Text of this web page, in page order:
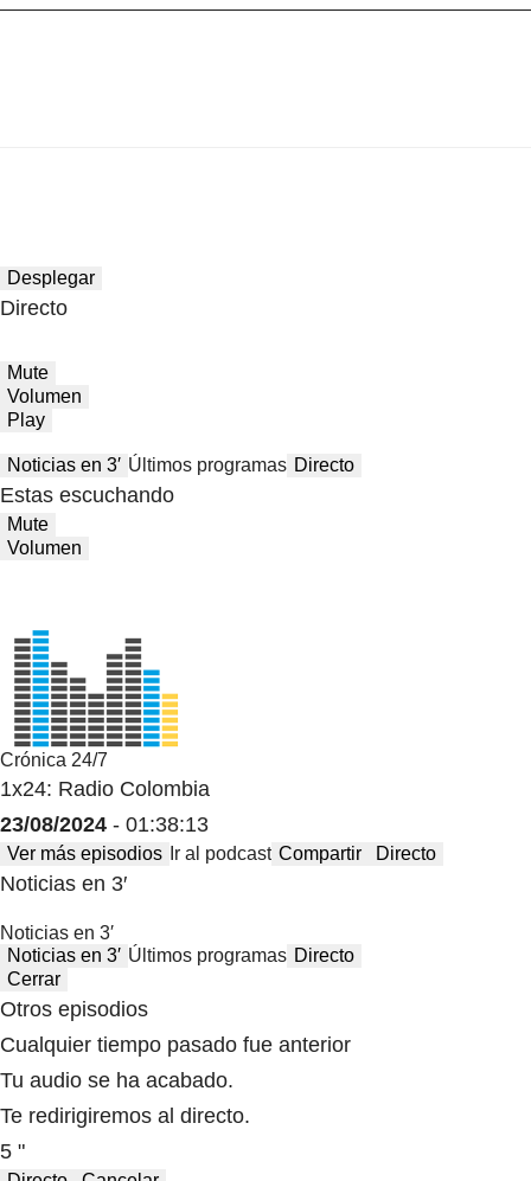
Desplegar
Directo
Mute
Volumen
Play
Noticias en 3′ Últimos programas Directo
Estas escuchando
Mute
Volumen
Crónica 24/7
1x24: Radio Colombia
23/08/2024 - 01:38:13
Ver más episodios Ir al podcast Compartir Directo
Noticias en 3′
Noticias en 3′
Noticias en 3′ Últimos programas Directo
Cerrar
Otros episodios
Cualquier tiempo pasado fue anterior
Tu audio se ha acabado.
Te redirigiremos al directo.
5 "